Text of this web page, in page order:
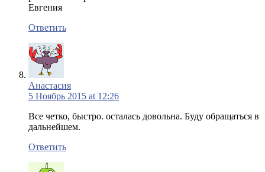
Евгения
Ответить
Анастасия
5 Ноябрь 2015 at 12:26
Все четко, быстро. осталась довольна. Буду обращаться в
дальнейшем.
Ответить